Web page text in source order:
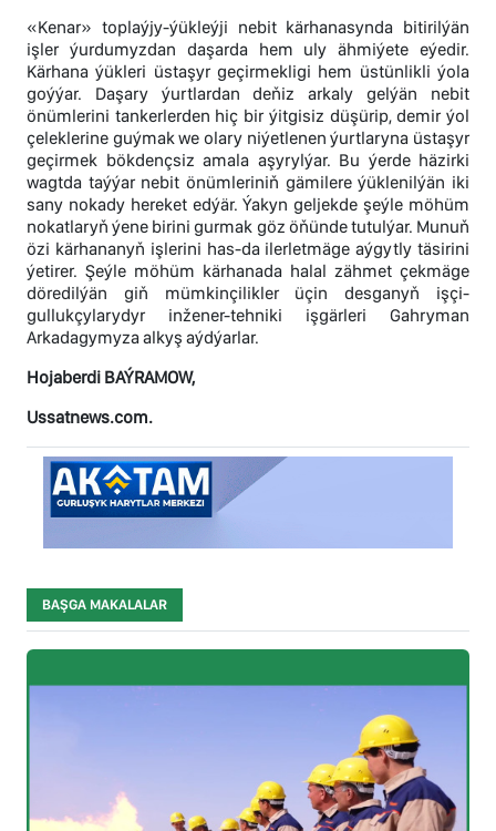
«Kenar» toplaýjy-ýükleýji nebit kärhanasynda bitirilýän
işler ýurdumyzdan daşarda hem uly ähmiýete eýedir.
Kärhana ýükleri üstaşyr geçirmekligi hem üstünlikli ýola
goýýar. Daşary ýurtlardan deňiz arkaly gelýän nebit
önümlerini tankerlerden hiç bir ýitgisiz düşürip, demir ýol
çeleklerine guýmak we olary niýetlenen ýurtlaryna üstaşyr
geçirmek bökdençsiz amala aşyrylýar. Bu ýerde häzirki
wagtda taýýar nebit önümleriniň gämilere ýüklenilýän iki
sany nokady hereket edýär. Ýakyn geljekde şeýle möhüm
nokatlaryň ýene birini gurmak göz öňünde tutulýar. Munuň
özi kärhananyň işlerini has-da ilerletmäge aýgytly täsirini
ýetirer. Şeýle möhüm kärhanada halal zähmet çekmäge
döredilýän giň mümkinçilikler üçin desganyň işçi-
gullukçylarydyr inžener-tehniki işgärleri Gahryman
Arkadagymyza alkyş aýdýarlar.
Hojaberdi BAÝRAMOW,
Ussatnews.com.
BAŞGA MAKALALAR